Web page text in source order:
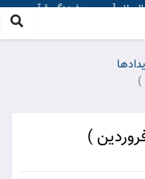
السلام [ موسسه فرهنگی قرآن و
)
)